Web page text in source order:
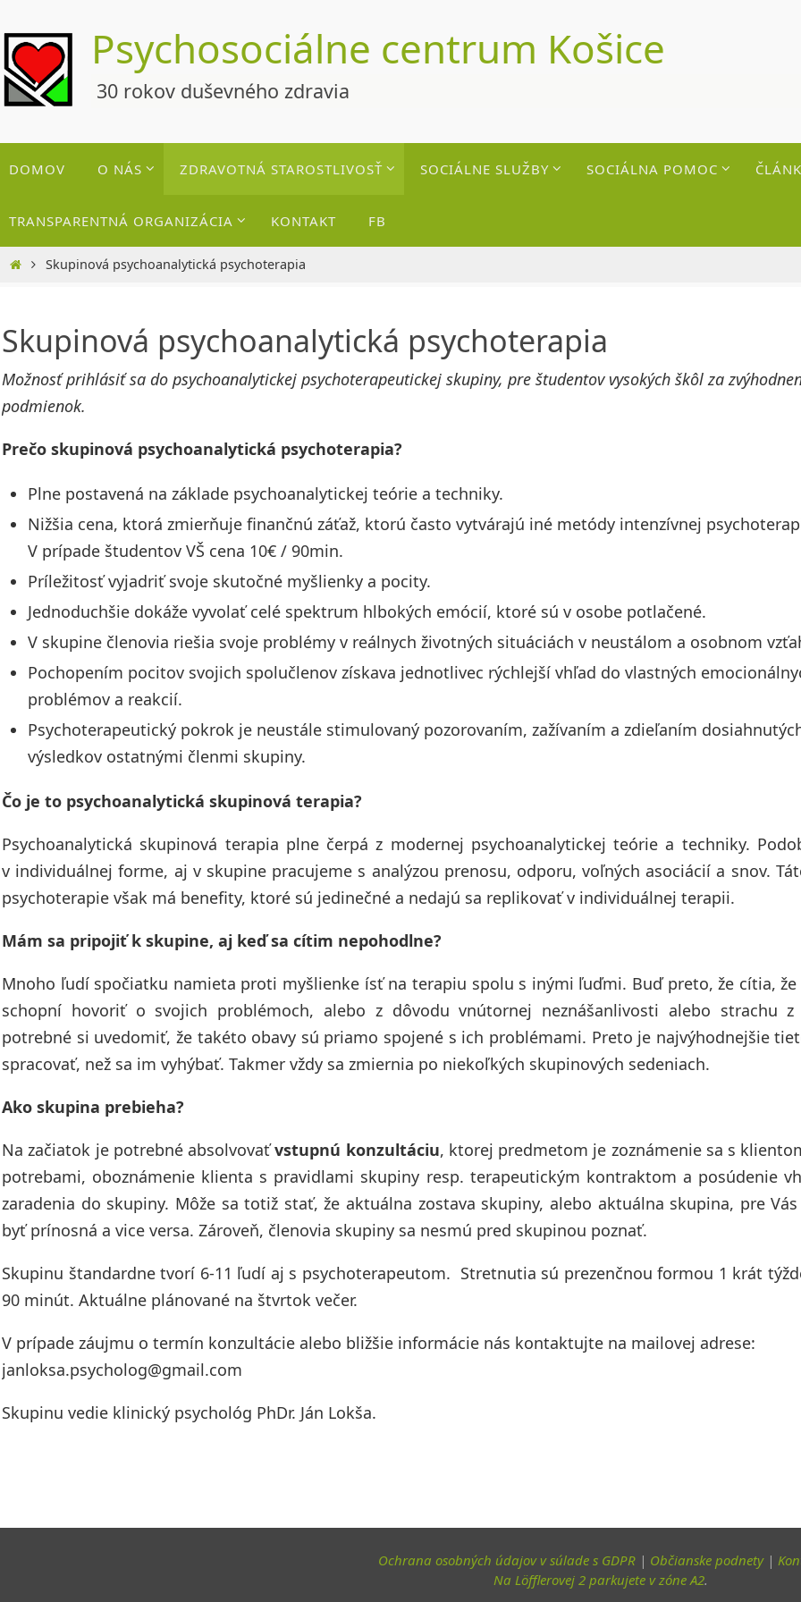
to
content
Psychosociálne centrum Košice
30 rokov duševného zdravia
toDOMOV O NÁS ZDRAVOTNÁ STAROSTLIVOSŤ SOCIÁLNE SLUŽBY SOCIÁLNA POMOC
TRANSPARENTNÁ ORGANIZÁCIA KONTAKT FB
HomeSkupinová psychoanalytická psychoterapia
Skupinová psychoanalytická psychoterapia
Možnosť prihlásiť sa do psychoanalytickej psychoterapeutickej skupiny, pre študentov vysokých škôl za
podmienok.
Prečo skupinová psychoanalytická psychoterapia?
Plne postavená na základe psychoanalytickej teórie a techniky.
Nižšia cena, ktorá zmierňuje finančnú záťaž, ktorú často vytvárajú iné metódy intenzívnej
V prípade študentov VŠ cena 10€ / 90min.
Príležitosť vyjadriť svoje skutočné myšlienky a pocity.
Jednoduchšie dokáže vyvolať celé spektrum hlbokých emócií, ktoré sú v osobe potlačené.
V skupine členovia riešia svoje problémy v reálnych životných situáciách v neustálom a osobnom
Pochopením pocitov svojich spolučlenov získava jednotlivec rýchlejší vhľad do vlastných
problémov a reakcií.
Psychoterapeutický pokrok je neustále stimulovaný pozorovaním, zažívaním a zdieľaním
výsledkov ostatnými členmi skupiny.
Čo je to psychoanalytická skupinová terapia?
Psychoanalytická skupinová terapia plne čerpá z modernej psychoanalytickej teórie a techniky.
v individuálnej forme, aj v skupine pracujeme s analýzou prenosu, odporu, voľných asociácií a snov.
psychoterapie však má benefity, ktoré sú jedinečné a nedajú sa replikovať v individuálnej terapii.
Mám sa pripojiť k skupine, aj keď sa cítim nepohodlne?
Mnoho ľudí spočiatku namieta proti myšlienke ísť na terapiu spolu s inými ľuďmi. Buď preto, že cítia, že
schopní hovoriť o svojich problémoch, alebo z dôvodu vnútornej neznášanlivosti alebo strachu z
potrebné si uvedomiť, že takéto obavy sú priamo spojené s ich problémami. Preto je najvýhodnejšie
spracovať, než sa im vyhýbať. Takmer vždy sa zmiernia po niekoľkých skupinových sedeniach.
Ako skupina prebieha?
Na začiatok je potrebné absolvovaťvstupnú konzultáciu, ktorej predmetom je zoznámenie sa s
potrebami, oboznámenie klienta s pravidlami skupiny resp. terapeutickým kontraktom a posúdenie
zaradenia do skupiny. Môže sa totiž stať, že aktuálna zostava skupiny, alebo aktuálna skupina, pre
byť prínosná a vice versa. Zároveň, členovia skupiny sa nesmú pred skupinou poznať.
Skupinu štandardne tvorí 6-11 ľudí aj s psychoterapeutom. Stretnutia sú prezenčnou formou 1 krát
90 minút. Aktuálne plánované na štvrtok večer.
V prípade záujmu o termín konzultácie alebo bližšie informácie nás kontaktujte na mailovej adrese:
janloksa.psycholog@gmail.com
Skupinu vedie klinický psychológ PhDr. Ján Lokša.
Ochrana osobných údajov v súlade s GDPR | Občianske podnety|
Na Löfflerovej 2 parkujete v zóne A2.